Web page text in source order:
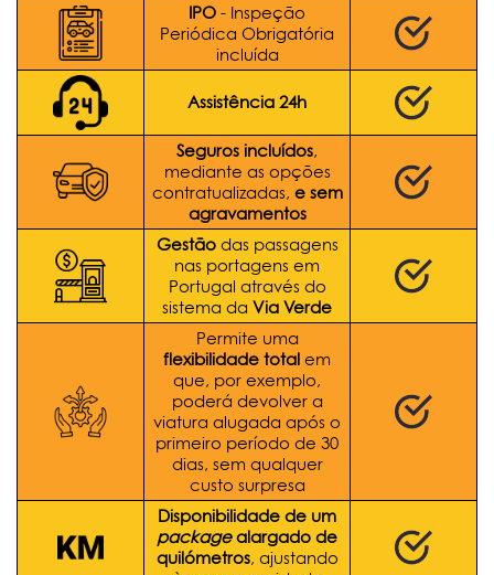
IPO - Inspeção
Periódica Obrigatória
incluída
Assistência 24h
Seguros incluídos,
mediante as opções
contratualizadas, e sem
agravamentos
Gestãodas passagens
nas portagens em
Portugal através do
sistema da Via Verde
Permite uma
flexibilidade total em
que, por exemplo,
poderá devolver a
viatura alugada após o
primeiro período de 30
dias, sem qualquer
custo surpresa
Disponibilidade de um
packagealargado de
quilómetros, ajustando